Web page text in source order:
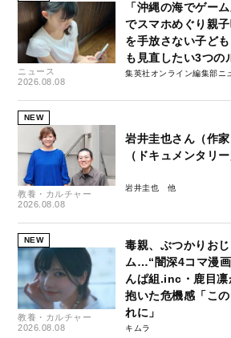
ニュース
2026.08.08
「沖縄の海でゲー
でスマホめぐり親
を手放さない子ど
も見直したい3つの
集英社オンライン編集部ニ
NEW
教養・カルチャー
2026.08.08
岩井圭也さん（作
（ドキュメンタリ
岩井圭也
NEW
教養・カルチャー
2026.08.08
毒親、ぶつかりお
ム…“闇深4コマ漫
んぱ組.inc・鹿目
抱いた危機感「こ
れに」
キムラ